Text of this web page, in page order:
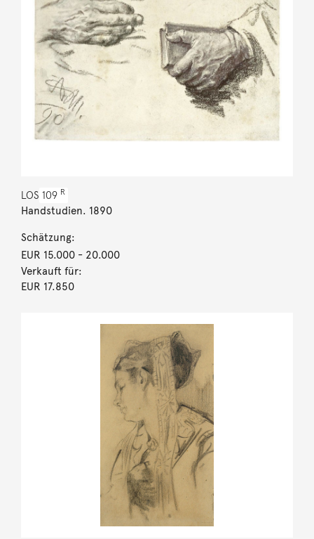
LOS 109 R
Handstudien. 1890
Schätzung:
EUR 15.000- 20.000
Verkauft für:
EUR 17.850